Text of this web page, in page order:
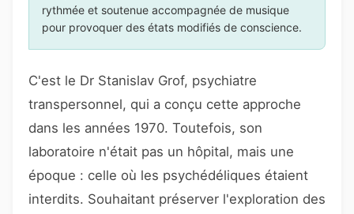
rythmée et soutenue accompagnée de musique
pour provoquer des états modifiés de conscience.
C'est le Dr Stanislav Grof, psychiatre
transpersonnel, qui a conçu cette approche
dans les années 1970. Toutefois, son
laboratoire n'était pas un hôpital, mais une
époque : celle où les psychédéliques étaient
interdits. Souhaitant préserver l'exploration des